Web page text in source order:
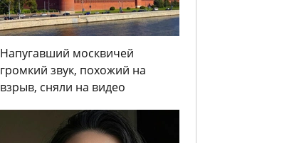
Напугавший москвичей
громкий звук, похожий на
взрыв, сняли на видео